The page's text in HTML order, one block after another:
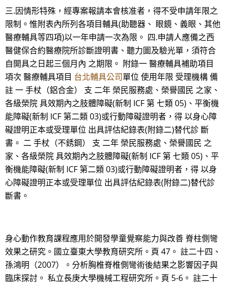
三.因情形特殊，經專案報請本會核准者，得不受申請年限之
限制。惟附表內所列各項目輔具(助聽器、 眼鏡、義眼、其他
醫療輔具等四項)以一年申請一次為限。 四.申請人應備之西
醫健保合約醫療院所診斷證明書、聽力圖及驗光單，須符合
自開具之日起三個月內 之期限。 附錄一 醫療輔具補助項目
項次 醫療輔具項目 台北輔具公司單位 使用年限 受理機構 備
註 一 手杖（鋁合金） 支 二年 榮民服務處、榮譽國民 之家、
各級榮院 具效期內之肢體障礙(新制 ICF 第 七類 05)、平衡機
能障礙(新制 ICF 第二類 03)或行動障礙證明者，得 以身心障
礙證明正本或受理單位 出具評估紀錄表(附錄二)替代診 斷
書。 二 手杖（不銹鋼） 支 二年 榮民服務處、榮譽國民 之
家、各級榮院 具效期內之肢體障礙(新制 ICF 第 七類 05)、平
衡機能障礙(新制 ICF 第二類 03)或行動障礙證明者，得 以身
心障礙證明正本或受理單位 出具評估紀錄表(附錄二)替代診
斷書。
身心動作教育課程應用於開發學童覺察能力與改善 脊柱側彎
效果之研究。國立臺東大學教育研究所。頁 47。 註二十四、
孫鴻明（2007）。分析胸椎脊椎側彎術後結果之影響因子與
臨床探討。 私立長庚大學機械工程研究所。頁 5-6。 註二十